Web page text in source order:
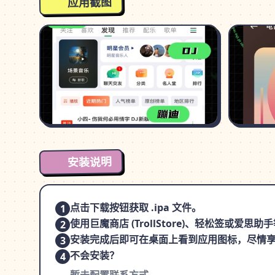
安装说明
1 点击下载按钮获取 .ipa 文件。
2 使用巨魔商店 (TrollStore)、轻松签或爱思助
3 安装完成后即可在桌面上看到应用图标，尽情
4 不会安装？